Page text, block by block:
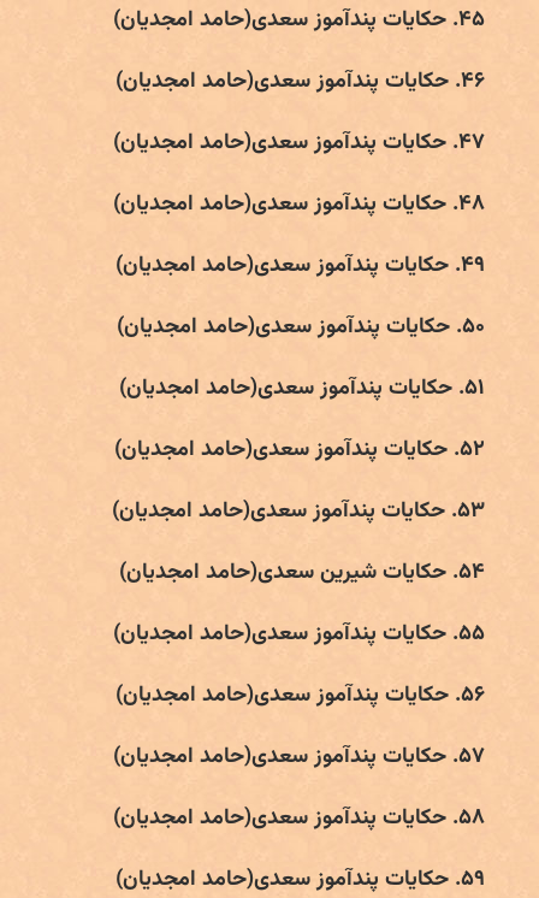
۴۵. حکایات پندآموز سعدی(حامد امجدیان)
۴۶. حکایات پندآموز سعدی(حامد امجدیان)
۴۷. حکایات پندآموز سعدی(حامد امجدیان)
۴۸. حکایات پندآموز سعدی(حامد امجدیان)
۴۹. حکایات پندآموز سعدی(حامد امجدیان)
۵۰. حکایات پندآموز سعدی(حامد امجدیان)
۵۱. حکایات پندآموز سعدی(حامد امجدیان)
۵۲. حکایات پندآموز سعدی(حامد امجدیان)
۵۳. حکایات پندآموز سعدی(حامد امجدیان)
۵۴. حکایات شیرین سعدی(حامد امجدیان)
۵۵. حکایات پندآموز سعدی(حامد امجدیان)
۵۶. حکایات پندآموز سعدی(حامد امجدیان)
۵۷. حکایات پندآموز سعدی(حامد امجدیان)
۵۸. حکایات پندآموز سعدی(حامد امجدیان)
۵۹. حکایات پندآموز سعدی(حامد امجدیان)